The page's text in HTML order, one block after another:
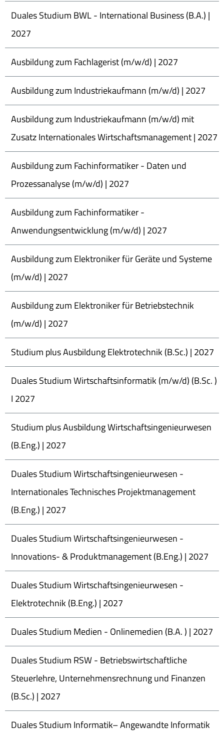
Duales Studium BWL - International Business (B.A.) |
2027
Ausbildung zum Fachlagerist (m/w/d) | 2027
Ausbildung zum Industriekaufmann (m/w/d) | 2027
Ausbildung zum Industriekaufmann (m/w/d) mit
Zusatz Internationales Wirtschaftsmanagement | 2027
Ausbildung zum Fachinformatiker - Daten und
Prozessanalyse (m/w/d) | 2027
Ausbildung zum Fachinformatiker -
Anwendungsentwicklung (m/w/d) | 2027
Ausbildung zum Elektroniker für Geräte und Systeme
(m/w/d) | 2027
Ausbildung zum Elektroniker für Betriebstechnik
(m/w/d) | 2027
Studium plus Ausbildung Elektrotechnik (B.Sc.) | 2027
Duales Studium Wirtschaftsinformatik (m/w/d) (B.Sc. )
I 2027
Studium plus Ausbildung Wirtschaftsingenieurwesen
(B.Eng.) | 2027
Duales Studium Wirtschaftsingenieurwesen -
Internationales Technisches Projektmanagement
(B.Eng.) | 2027
Duales Studium Wirtschaftsingenieurwesen -
Innovations- & Produktmanagement (B.Eng.) | 2027
Duales Studium Wirtschaftsingenieurwesen -
Elektrotechnik (B.Eng.) | 2027
Duales Studium Medien - Onlinemedien (B.A. ) | 2027
Duales Studium RSW - Betriebswirtschaftliche
Steuerlehre, Unternehmensrechnung und Finanzen
(B.Sc.) | 2027
Duales Studium Informatik– Angewandte Informatik